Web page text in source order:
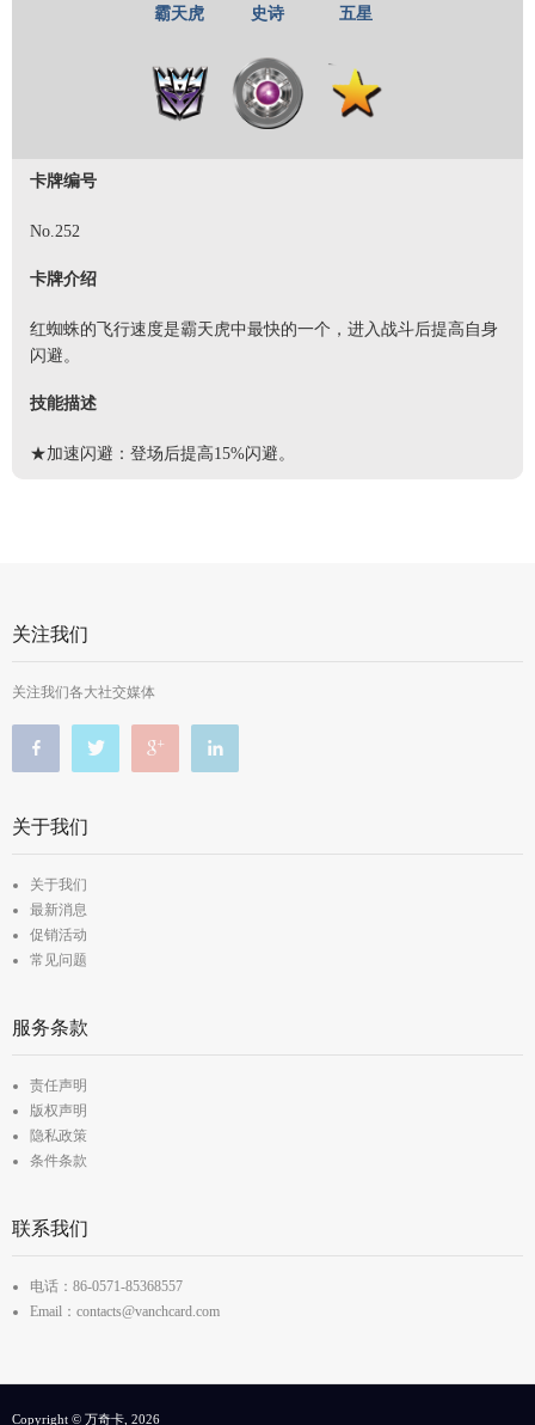
霸天虎 史诗 五星
卡牌编号
No.252
卡牌介绍
红蜘蛛的飞行速度是霸天虎中最快的一个，进入战斗后提高自身
闪避。
技能描述
★加速闪避：登场后提高15%闪避。
关注我们
关注我们各大社交媒体
关于我们
关于我们
最新消息
促销活动
常见问题
服务条款
责任声明
版权声明
隐私政策
条件条款
联系我们
电话：86-0571-85368557
Email：contacts@vanchcard.com
Copyright © 万奇卡, 2026